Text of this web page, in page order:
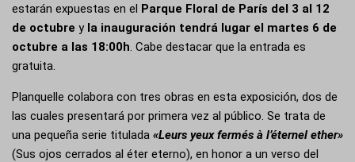
estarán expuestas en el Parque Floral de París del 3 al 12
de octubre y la inauguración tendrá lugar el martes 6 de
octubre a las 18:00h . Cabe destacar que la entrada es
gratuita.
Planquelle colabora con tres obras en esta exposición, dos de
las cuales presentará por primera vez al público. Se trata de
una pequeña serie titulada «Leurs yeux fermés à l’éternel ether»
(Sus ojos cerrados al éter eterno), en honor a un verso del